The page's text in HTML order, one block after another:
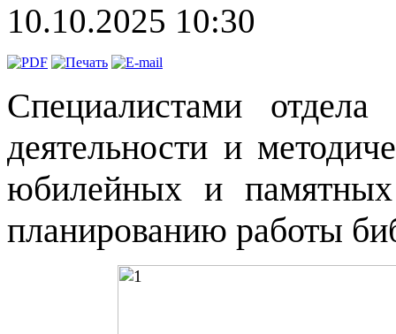
10.10.2025 10:30
Специалистами отдела
деятельности и
юбилейных и
планированию работы